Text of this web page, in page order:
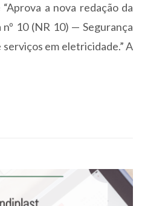
a nova redação da
10 (NR 10) — Segurança
em eletricidade.” A